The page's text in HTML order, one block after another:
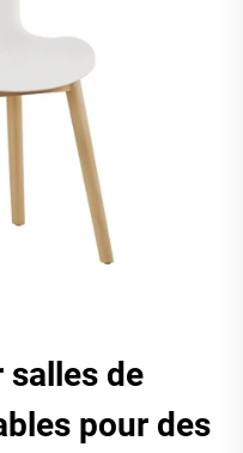
salles de
pour des